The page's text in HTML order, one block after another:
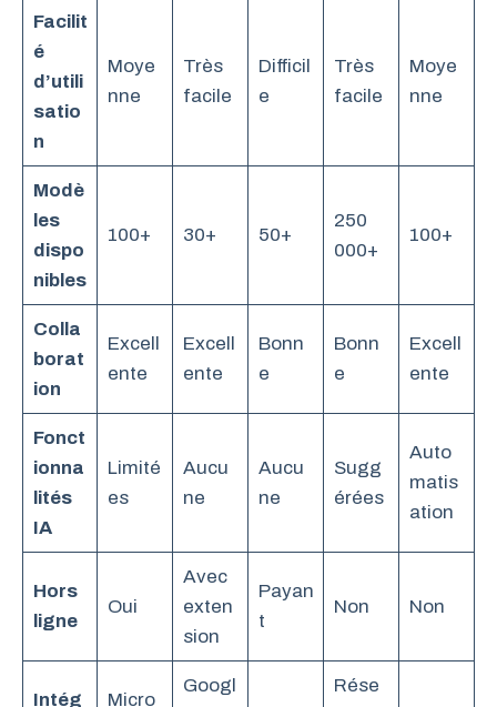
Facilit
é
d’utili
satio
n
Moye
nne
Très
facile
Difficil
e
Très
facile
Moye
nne
Modè
les
dispo
nibles
100+ 30+ 50+
250
000+
100+
Colla
borat
ion
Excell
ente
Excell
ente
Bonn
e
Bonn
e
Excell
ente
Fonct
ionna
lités
IA
Limité
es
Aucu
ne
Aucu
ne
Sugg
érées
Auto
matis
ation
Hors
ligne
Oui
Avec
exten
sion
Payan
t
Non Non
Intég
Micro
Googl
Rése